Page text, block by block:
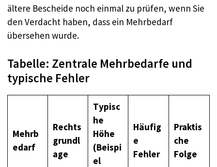
ältere Bescheide noch einmal zu prüfen, wenn Sie
den Verdacht haben, dass ein Mehrbedarf
übersehen wurde.
Tabelle: Zentrale Mehrbedarfe und
typische Fehler
Mehrb
edarf
Rechts
grundl
age
Typisc
he
Höhe
(Beispi
el
Häufig
e
Fehler
Praktis
che
Folge